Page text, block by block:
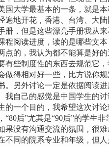
大学最基本的一条，就是本
地开花，香港、台湾、大陆
册，但是这些漂亮手册我从
程阅读进度，读的是哪些文
点的，我认为都不能算是好
有些制度性的东西去规范它
做得相对好一些，比方说你
。另外讨论一定是依据阅读
我自己的感觉是中国学生的
一个目的，我希望这次讨论
后”尤其是“90后”的学生非
果没有沟通交流的氛围，很
不同的院系专业和年级，但